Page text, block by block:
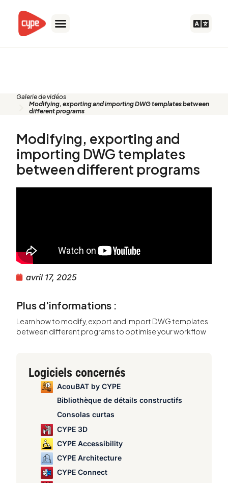
contenu
Galerie de vidéos
Modifying, exporting and importing DWG templates between
different programs
Modifying, exporting and
importing DWG templates
between different programs
avril 17, 2025
Plus d'informations :
Learn how to modify, export and import DWG templates
between different programs to optimise your workflow
Logiciels concernés
AcouBAT by CYPE
Bibliothèque de détails constructifs
Consolas curtas
CYPE 3D
CYPE Accessibility
CYPE Architecture
CYPE Connect